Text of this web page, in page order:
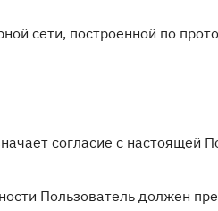
сети, построенной по
согласие с настоящей
Пользователь должен